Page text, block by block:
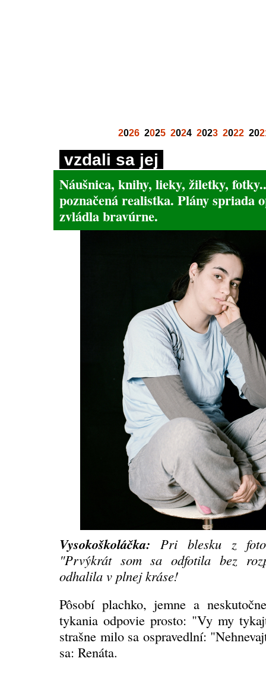
2026 2025 2024 2023 2022 20
vzdali sa jej
Náušnica, knihy, lieky, žiletky,
poznačená realistka. Plány spriada
zvládla bravúrne.
Vysokoškoláčka: Pri blesku z
"Prvýkrát som sa odfotila bez
odhalila v plnej kráse!
Pôsobí plachko, jemne a
tykania odpovie prosto: "Vy my
strašne milo sa ospravedlní:
sa: Renáta.